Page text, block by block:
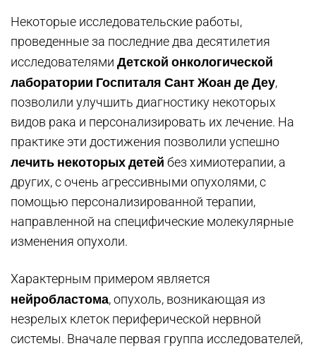
Некоторые исследовательские работы,
проведенные за последние два десятилетия
исследователями Детской онкологической
лаборатории Госпиталя Сант Жоан де Деу,
позволили улучшить диагностику некоторых
видов рака и персонализировать их лечение. На
практике эти достижения позволили успешно
лечить некоторых детей без химиотерапии, а
других, с очень агрессивными опухолями, с
помощью персонализированной терапии,
направленной на специфические молекулярные
изменения опухоли.
Характерным примером является
нейробластома, опухоль, возникающая из
незрелых клеток периферической нервной
системы. Вначале первая группа исследователей,